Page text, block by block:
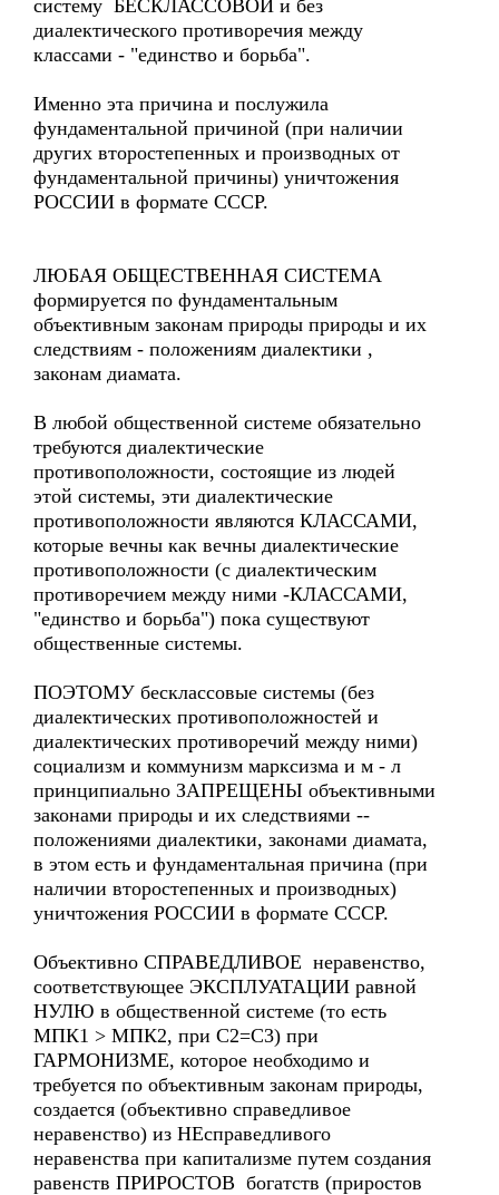
систему БЕСКЛАССОВОЙ и без
диалектического противоречия между
классами - "единство и борьба".
Именно эта причина и послужила
фундаментальной причиной (при наличии
других второстепенных и производных от
фундаментальной причины) уничтожения
РОССИИ в формате СССР.
ЛЮБАЯ ОБЩЕСТВЕННАЯ СИСТЕМА
формируется по фундаментальным
объективным законам природы природы и их
следствиям - положениям диалектики ,
законам диамата.
В любой общественной системе обязательно
требуются диалектические
противоположности, состоящие из людей
этой системы, эти диалектические
противоположности являются КЛАССАМИ,
которые вечны как вечны диалектические
противоположности (с диалектическим
противоречием между ними -КЛАССАМИ,
"единство и борьба") пока существуют
общественные системы.
ПОЭТОМУ бесклассовые системы (без
диалектических противоположностей и
диалектических противоречий между ними)
социализм и коммунизм марксизма и м - л
принципиально ЗАПРЕЩЕНЫ объективными
законами природы и их следствиями --
положениями диалектики, законами диамата,
в этом есть и фундаментальная причина (при
наличии второстепенных и производных)
уничтожения РОССИИ в формате СССР.
Объективно СПРАВЕДЛИВОЕ неравенство,
соответствующее ЭКСПЛУАТАЦИИ равной
НУЛЮ в общественной системе (то есть
МПК1 > МПК2, при С2=С3) при
ГАРМОНИЗМЕ, которое необходимо и
требуется по объективным законам природы,
создается (объективно справедливое
неравенство) из НЕсправедливого
неравенства при капитализме путем создания
равенств ПРИРОСТОВ богатств (приростов